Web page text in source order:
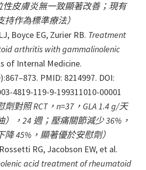
性皮膚炎無一致顯著改善；現有
持作為標準療法）
Boyce EG, Zurier RB. Treatment
arthritis with gammalinolenic
of Internal Medicine.
PMID: 8214997. DOI:
4819-119-9-199311010-00001
劑對照 RCT，n=37，GLA 1.4 g/天
），24 週；壓痛關節減少 36%，
降 45%，顯著優於安慰劑）
RG, Jacobson EW, et al.
acid treatment of rheumatoid